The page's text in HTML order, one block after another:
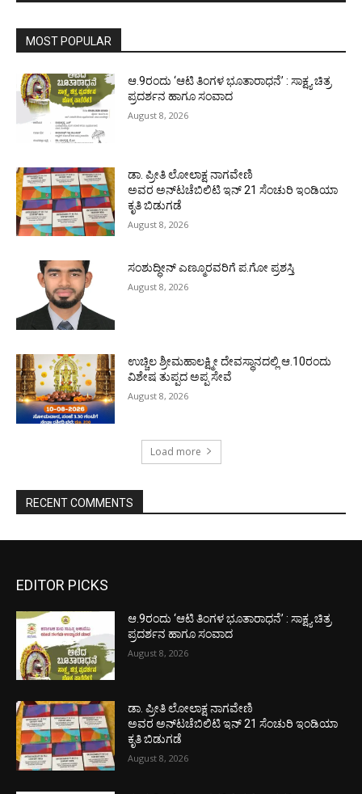
MOST POPULAR
ಆ.9ರಂದು ‘ಆಟಿ ತಿಂಗಳ ಭೂತಾರಾಧನೆ’ : ಸಾಕ್ಷ್ಯ ಚಿತ್ರ
ಪ್ರದರ್ಶನ ಹಾಗೂ ಸಂವಾದ
August 8, 2026
ಡಾ. ಪ್ರೀತಿ ಲೋಲಾಕ್ಷ ನಾಗವೇಣಿ
ಅವರ ಅನ್‌ಟಚೆಬಿಲಿಟಿ ಇನ್ 21 ಸೆಂಚುರಿ ಇಂಡಿಯಾ
ಕೃತಿ ಬಿಡುಗಡೆ
August 8, 2026
ಸಂಶುದ್ಧೀನ್ ಎಣ್ಮೂರವರಿಗೆ ಪ.ಗೋ ಪ್ರಶಸ್ತಿ
August 8, 2026
ಉಚ್ಚಿಲ ಶ್ರೀಮಹಾಲಕ್ಷ್ಮೀ ದೇವಸ್ಥಾನದಲ್ಲಿ ಆ.10ರಂದು
ವಿಶೇಷ ತುಪ್ಪದ ಅಪ್ಪ ಸೇವೆ
August 8, 2026
Load more
RECENT COMMENTS
EDITOR PICKS
ಆ.9ರಂದು ‘ಆಟಿ ತಿಂಗಳ ಭೂತಾರಾಧನೆ’ : ಸಾಕ್ಷ್ಯ ಚಿತ್ರ
ಪ್ರದರ್ಶನ ಹಾಗೂ ಸಂವಾದ
August 8, 2026
ಡಾ. ಪ್ರೀತಿ ಲೋಲಾಕ್ಷ ನಾಗವೇಣಿ
ಅವರ ಅನ್‌ಟಚೆಬಿಲಿಟಿ ಇನ್ 21 ಸೆಂಚುರಿ ಇಂಡಿಯಾ
ಕೃತಿ ಬಿಡುಗಡೆ
August 8, 2026